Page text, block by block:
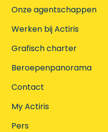
Onze agentschappen
Werken bij Actiris
Grafisch charter
Beroepenpanorama
Contact
My Actiris
Pers